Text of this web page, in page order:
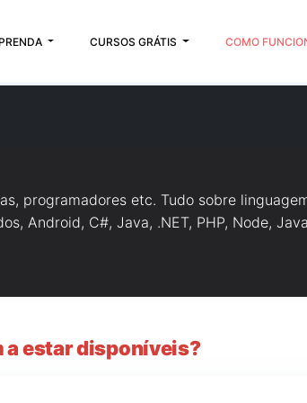
CURSOS GRÁTIS COMO
programadores etc. Tudo sobre
Android, C#, Java, .NET, PHP, Node,
a estar disponíveis?